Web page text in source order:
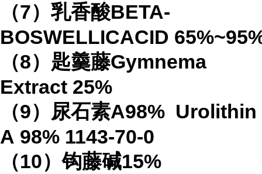
（7）乳香酸BETA-
BOSWELLICACID 65%
（8）匙羹藤Gymnema
Extract 25%
（9）尿石素A98% Urolithin
A 98% 1143-70-0
（10）钩藤碱15%